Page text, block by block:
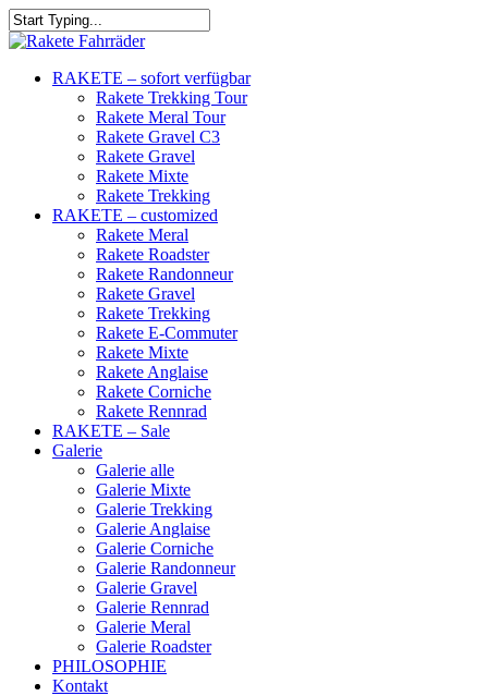
RAKETE – sofort verfügbar
Rakete Trekking Tour
Rakete Meral Tour
Rakete Gravel C3
Rakete Gravel
Rakete Mixte
Rakete Trekking
RAKETE – customized
Rakete Meral
Rakete Roadster
Rakete Randonneur
Rakete Gravel
Rakete Trekking
Rakete E-Commuter
Rakete Mixte
Rakete Anglaise
Rakete Corniche
Rakete Rennrad
RAKETE – Sale
Galerie
Galerie alle
Galerie Mixte
Galerie Trekking
Galerie Anglaise
Galerie Corniche
Galerie Randonneur
Galerie Gravel
Galerie Rennrad
Galerie Meral
Galerie Roadster
PHILOSOPHIE
Kontakt